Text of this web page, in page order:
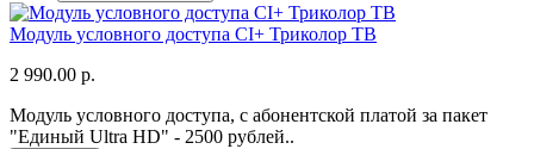
Модуль условного доступа CI+ Триколор ТВ
2 990.00 р.
Модуль условного доступа, с абонентской платой за пакет
"Единый Ultra HD" - 2500 рублей..